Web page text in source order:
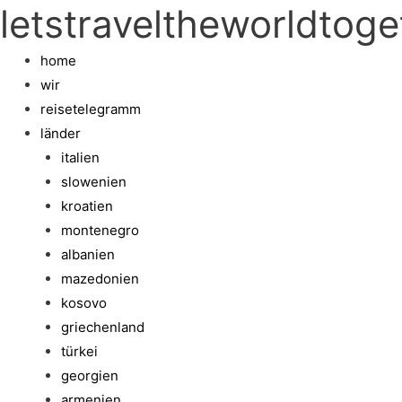
home
wir
reisetelegramm
länder
italien
slowenien
kroatien
montenegro
albanien
mazedonien
kosovo
griechenland
türkei
georgien